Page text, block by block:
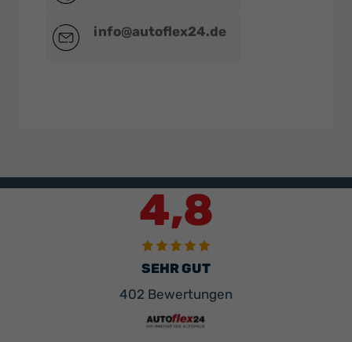
info@autoflex24.de
4,8
SEHR GUT
402 Bewertungen